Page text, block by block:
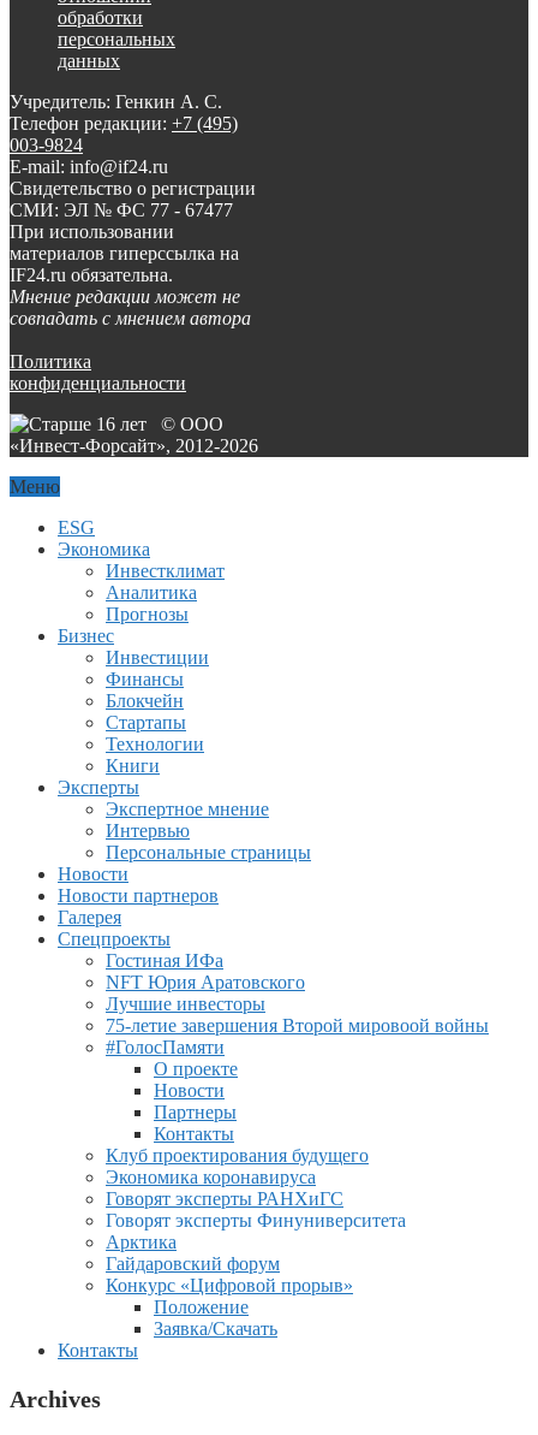
обработки
персональных
данных
Учредитель: Генкин А. С.
Телефон редакции: +7 (495)
003-9824
E-mail: info@if24.ru
Свидетельство о регистрации
СМИ: ЭЛ № ФС 77 - 67477
При использовании
материалов гиперссылка на
IF24.ru обязательна.
Мнение редакции может не
совпадать с мнением автора
Политика
конфиденциальности
© ООО
«Инвест-Форсайт», 2012-2026
Меню
ESG
Экономика
Инвестклимат
Аналитика
Прогнозы
Бизнес
Инвестиции
Финансы
Блокчейн
Стартапы
Технологии
Книги
Эксперты
Экспертное мнение
Интервью
Персональные страницы
Новости
Новости партнеров
Галерея
Спецпроекты
Гостиная ИФа
NFT Юрия Аратовского
Лучшие инвесторы
75-летие завершения Второй мировоой войны
#ГолосПамяти
О проекте
Новости
Партнеры
Контакты
Клуб проектирования будущего
Экономика коронавируса
Говорят эксперты РАНХиГС
Говорят эксперты Финуниверситета
Арктика
Гайдаровский форум
Конкурс «Цифровой прорыв»
Положение
Заявка/Скачать
Контакты
Archives